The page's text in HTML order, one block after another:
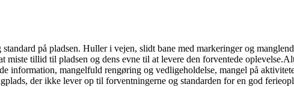
på pladsen. Huller i vejen, slidt bane med markeringer og
tillid til pladsen og dens evne til at levere den forventede
information, mangelfuld rengøring og vedligeholdelse, mangel på
der ikke lever op til forventningerne og standarden for en god